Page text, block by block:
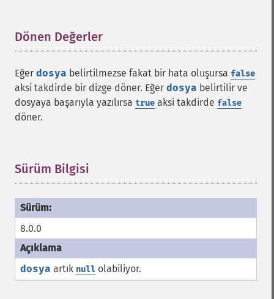
Dönen Değerler
Eğer dosya belirtilmezse fakat bir hata oluşursa false
aksi takdirde bir dizge döner. Eğer dosya belirtilir ve
dosyaya başarıyla yazılırsa true aksi takdirde false
döner.
Sürüm Bilgisi
8.0.0
dosya artık null olabiliyor.